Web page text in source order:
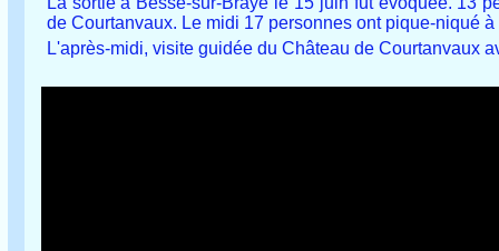
de Courtanvaux. Le midi 17 personnes ont pique-niqué
L'après-midi, visite guidée du Château de Courtanvaux